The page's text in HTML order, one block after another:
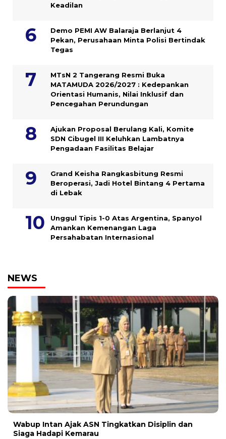
Keadilan
Demo PEMI AW Balaraja Berlanjut 4
Pekan, Perusahaan Minta Polisi Bertindak
Tegas
MTsN 2 Tangerang Resmi Buka
MATAMUDA 2026/2027 : Kedepankan
Orientasi Humanis, Nilai Inklusif dan
Pencegahan Perundungan
Ajukan Proposal Berulang Kali, Komite
SDN Cibugel III Keluhkan Lambatnya
Pengadaan Fasilitas Belajar
Grand Keisha Rangkasbitung Resmi
Beroperasi, Jadi Hotel Bintang 4 Pertama
di Lebak
Unggul Tipis 1-0 Atas Argentina, Spanyol
Amankan Kemenangan Laga
Persahabatan Internasional
NEWS
Wabup Intan Ajak ASN Tingkatkan Disiplin dan
Siaga Hadapi Kemarau